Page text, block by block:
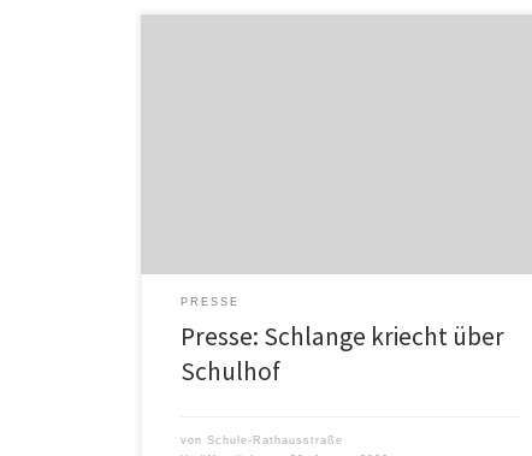
PRESSE
Presse: Schlange kriecht über
Schulhof
vonSchule-Rathausstraße